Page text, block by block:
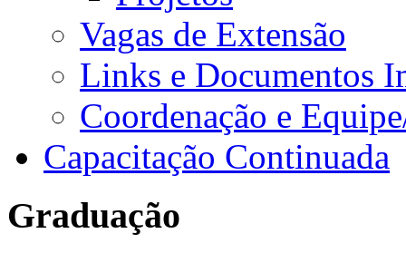
Vagas de Extensão
Links e Documentos
Coordenação e
Capacitação Continuada
Graduação